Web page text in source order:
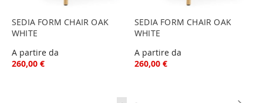
SEDIA FORM CHAIR OAK
WHITE
A partire da
260,00 €
SEDIA FORM CHAIR OAK
WHITE
A partire da
260,00 €